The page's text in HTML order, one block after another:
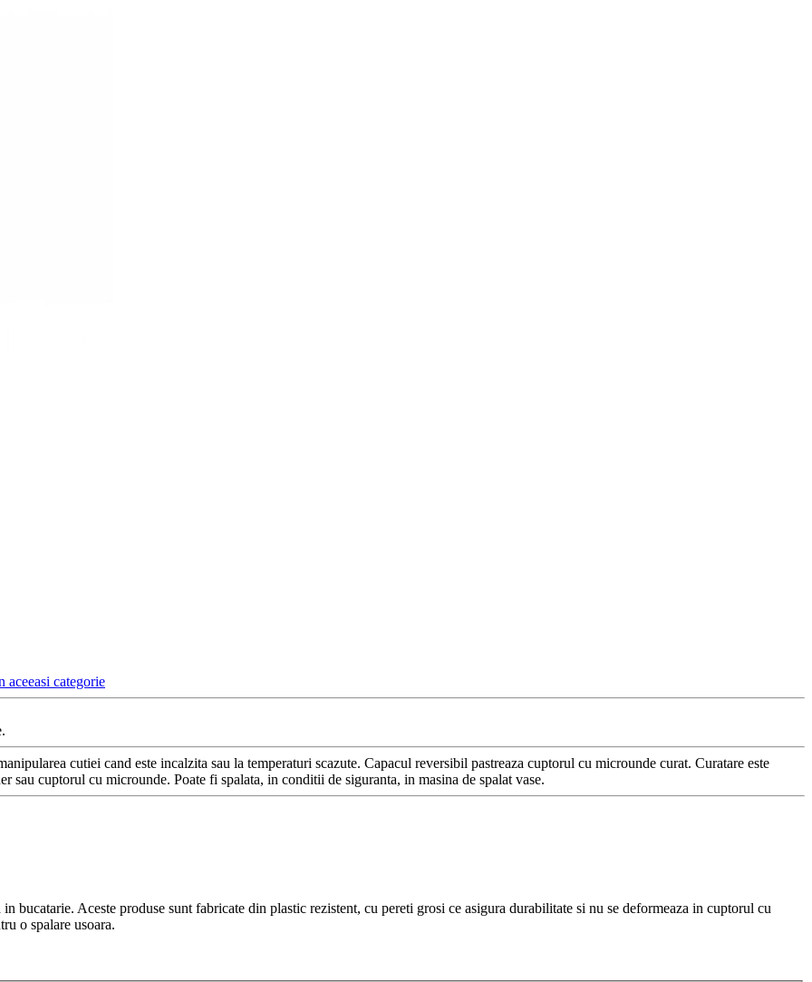
aceeasi categorie
cutiei cand este incalzita sau la temperaturi scazute. Capacul reversibil pastreaza cuptorul cu microunde curat. Curatare este
cuptorul cu microunde. Poate fi spalata, in conditii de siguranta, in masina de spalat vase.
bucatarie. Aceste produse sunt fabricate din plastic rezistent, cu pereti grosi ce asigura durabilitate si nu se deformeaza in cuptorul cu
o spalare usoara.